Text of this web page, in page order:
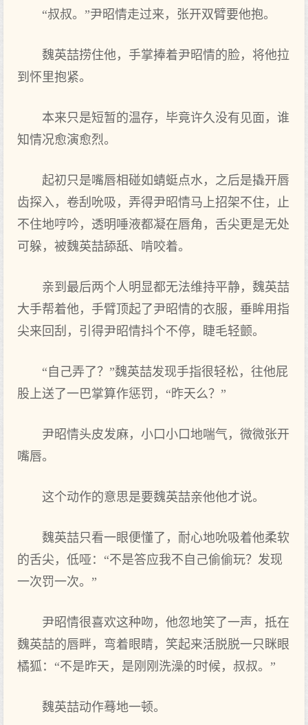
“叔叔。”尹昭情走过来，张开双臂要他抱。
魏英喆捞住他，手掌捧着尹昭情的脸，将他拉
到怀里抱紧。
本来只是短暂的温存，毕竟许久没有见面，谁
知情况愈演愈烈。
起初只是嘴唇相碰如蜻蜓点水，之后是撬开唇
齿探入，卷刮吮吸，弄得尹昭情马上招架不住，止
不住地哼吟，透明唾液都凝在唇角，舌尖更是无处
可躲，被魏英喆舔舐、啃咬着。
亲到最后两个人明显都无法维持平静，魏英喆
大手帮着他，手臂顶起了尹昭情的衣服，垂眸用指
尖来回刮，引得尹昭情抖个不停，睫毛轻颤。
“自己弄了？”魏英喆发现手指很轻松，往他屁
股上送了一巴掌算作惩罚，“昨天么？”
尹昭情头皮发麻，小口小口地喘气，微微张开
嘴唇。
这个动作的意思是要魏英喆亲他他才说。
魏英喆只看一眼便懂了，耐心地吮吸着他柔软
的舌尖，低哑：“不是答应我不自己偷偷玩？发现
一次罚一次。”
尹昭情很喜欢这种吻，他忽地笑了一声，抵在
魏英喆的唇畔，弯着眼睛，笑起来活脱脱一只眯眼
橘狐：“不是昨天，是刚刚洗澡的时候，叔叔。”
魏英喆动作蓦地一顿。